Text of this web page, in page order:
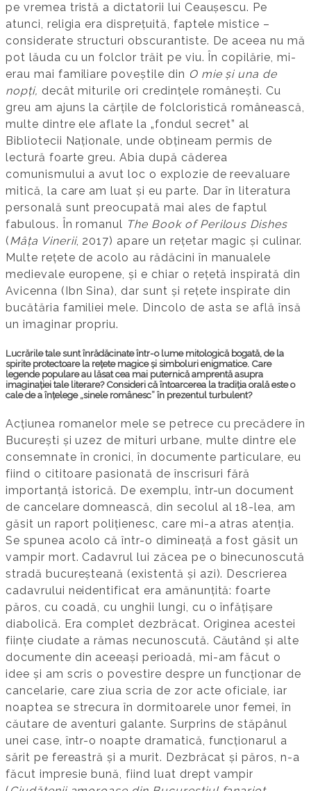
pe vremea tristă a dictatorii lui Ceaușescu. Pe
atunci, religia era disprețuită, faptele mistice –
considerate structuri obscurantiste. De aceea nu mă
pot lăuda cu un folclor trăit pe viu. În copilărie, mi-
erau mai familiare poveștile din O mie și una de
nopți, decât miturile ori credințele românești. Cu
greu am ajuns la cărțile de folcloristică românească,
multe dintre ele aflate la „fondul secret” al
Bibliotecii Naționale, unde obțineam permis de
lectură foarte greu. Abia după căderea
comunismului a avut loc o explozie de reevaluare
mitică, la care am luat și eu parte. Dar în literatura
personală sunt preocupată mai ales de faptul
fabulous. În romanul The Book of Perilous Dishes
(Mâța Vinerii, 2017) apare un rețetar magic și culinar.
Multe rețete de acolo au rădăcini în manualele
medievale europene, și e chiar o rețetă inspirată din
Avicenna (Ibn Sina), dar sunt și rețete inspirate din
bucătăria familiei mele. Dincolo de asta se află însă
un imaginar propriu.
Lucrările tale sunt înrădăcinate într-o lume mitologică bogată, de la
spirite protectoare la rețete magice și simboluri enigmatice. Care
legende populare au lăsat cea mai puternică amprentă asupra
imaginației tale literare? Consideri că întoarcerea la tradiția orală este o
cale de a înțelege „sinele românesc” în prezentul turbulent?
Acțiunea romanelor mele se petrece cu precădere în
București și uzez de mituri urbane, multe dintre ele
consemnate în cronici, în documente particulare, eu
fiind o cititoare pasionată de înscrisuri fără
importanță istorică. De exemplu, într-un document
de cancelare domnească, din secolul al 18-lea, am
găsit un raport polițienesc, care mi-a atras atenția.
Se spunea acolo că într-o dimineață a fost găsit un
vampir mort. Cadavrul lui zăcea pe o binecunoscută
stradă bucureșteană (existentă și azi). Descrierea
cadavrului neidentificat era amănunțită: foarte
păros, cu coadă, cu unghii lungi, cu o înfățișare
diabolică. Era complet dezbrăcat. Originea acestei
ființe ciudate a rămas necunoscută. Căutând și alte
documente din aceeași perioadă, mi-am făcut o
idee și am scris o povestire despre un funcționar de
cancelarie, care ziua scria de zor acte oficiale, iar
noaptea se strecura în dormitoarele unor femei, în
căutare de aventuri galante. Surprins de stăpânul
unei case, într-o noapte dramatică, funcționarul a
sărit pe fereastră și a murit. Dezbrăcat și păros, n-a
făcut impresie bună, fiind luat drept vampir